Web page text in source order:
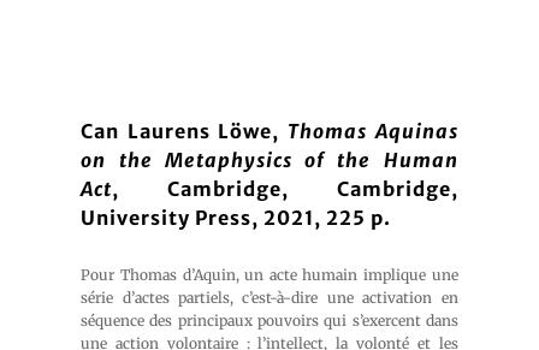
Can Laurens Löwe, Thomas Aquinas
on the Metaphysics of the Human
Act, Cambridge, Cambridge,
University Press, 2021, 225 p.
Pour Thomas d’Aquin, un acte humain implique une
série d’actes partiels, c’est-à-dire une activation en
séquence des principaux pouvoirs qui s’exercent dans
une action volontaire : l’intellect, la volonté et les